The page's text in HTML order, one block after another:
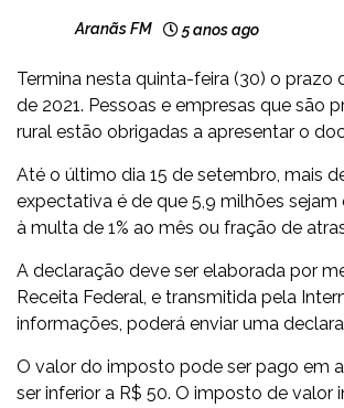
Aranãs FM 5 anos ago
Termina nesta quinta-feira (30) o prazo
de 2021. Pessoas e empresas que são
rural estão obrigadas a apresentar o
Até o último dia 15 de setembro, mais
expectativa é de que 5,9 milhões
à multa de 1% ao mês ou fração de
A declaração deve ser elaborada por
Receita Federal, e transmitida pela
informações, poderá enviar uma
O valor do imposto pode ser pago em
ser inferior a R$ 50. O imposto de